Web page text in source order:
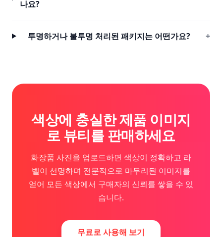
나요?
투명하거나 불투명 처리된 패키지는 어떤가요? +
색상에 충실한 제품 이미지
로 뷰티를 판매하세요
화장품 사진을 업로드하면 색상이 정확하고 라
벨이 선명하며 전문적으로 마무리된 이미지를
얻어 모든 색상에서 구매자의 신뢰를 쌓을 수 있
습니다.
무료로 사용해 보기